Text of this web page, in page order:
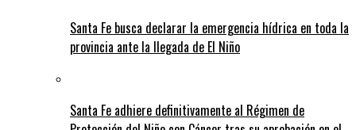
Santa Fe busca declarar la emergencia hídrica en toda la
provincia ante la llegada de El Niño
Santa Fe adhiere definitivamente al Régimen de